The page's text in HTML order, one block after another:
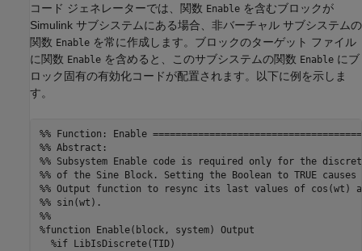
コード ジェネレーターでは、関数 Enable を含むブロックが
Simulink サブシステムにある場合、非バーチャル サブシステムの
関数 Enable を常に作成します。ブロックのターゲット ファイル
に関数 Enable を含めると、このサブシステムの関数 Enable にブ
ロック固有の有効化コードが配置されます。以下に例を示しま
す。
%% Function: Enable
%% Abstract:
%% Subsystem Enable code is required only for the
%% of the Sine Block. Setting the Boolean to TRUE causes
%% Output function to resync its last values of cos(wt)
%% sin(wt).
%%
%function Enable(block, system) Output
  %if LibIsDiscrete(TID)